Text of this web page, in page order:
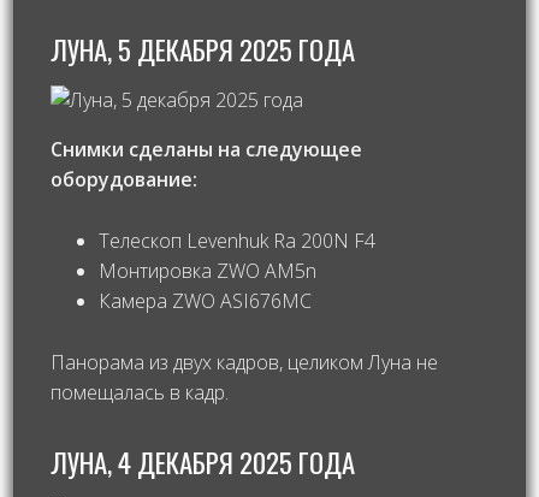
ЛУНА, 5 ДЕКАБРЯ 2025 ГОДА
Снимки сделаны на следующее
оборудование:
Телескоп Levenhuk Ra 200N F4
Монтировка ZWO AM5n
Камера ZWO ASI676MC
Панорама из двух кадров, целиком Луна не
помещалась в кадр.
ЛУНА, 4 ДЕКАБРЯ 2025 ГОДА